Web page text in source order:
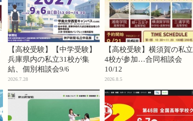
【高校受験】【中学受験】
兵庫県内の私立31校が集
結、個別相談会9/6
2026.7.28
【高校受験】横須賀の私立
4校が参加…合同相談会
10/12
2026.8.5